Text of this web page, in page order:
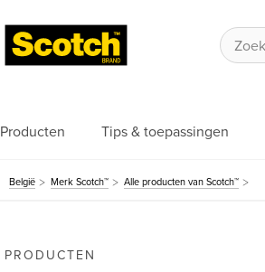
Producten Tips & toepassingen
België Merk Scotch™ Alle producten van Scotch™
PRODUCTEN